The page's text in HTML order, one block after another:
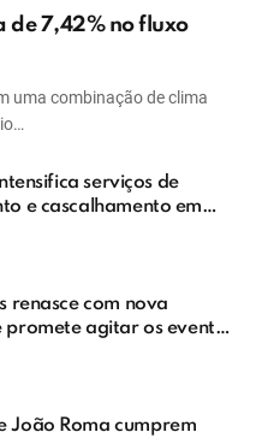
de 7,42% no fluxo
uma combinação de clima
serviços de
e cascalhamento em
renasce com nova
agitar os eventos
da Bahia
João Roma cumprem